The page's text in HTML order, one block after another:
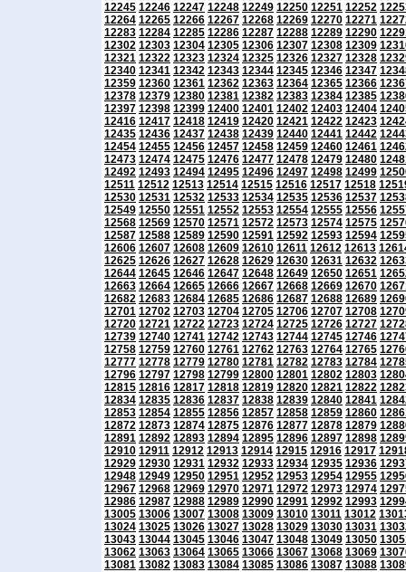
12245 12246 12247 12248 12249 12250 12251 12252
12264 12265 12266 12267 12268 12269 12270 12271
12283 12284 12285 12286 12287 12288 12289 12290
12302 12303 12304 12305 12306 12307 12308 12309
12321 12322 12323 12324 12325 12326 12327 12328
12340 12341 12342 12343 12344 12345 12346 12347
12359 12360 12361 12362 12363 12364 12365 12366
12378 12379 12380 12381 12382 12383 12384 12385
12397 12398 12399 12400 12401 12402 12403 12404
12416 12417 12418 12419 12420 12421 12422 12423
12435 12436 12437 12438 12439 12440 12441 12442
12454 12455 12456 12457 12458 12459 12460 12461
12473 12474 12475 12476 12477 12478 12479 12480
12492 12493 12494 12495 12496 12497 12498 12499
12511 12512 12513 12514 12515 12516 12517 12518
12530 12531 12532 12533 12534 12535 12536 12537
12549 12550 12551 12552 12553 12554 12555 12556
12568 12569 12570 12571 12572 12573 12574 12575
12587 12588 12589 12590 12591 12592 12593 12594
12606 12607 12608 12609 12610 12611 12612 12613
12625 12626 12627 12628 12629 12630 12631 12632
12644 12645 12646 12647 12648 12649 12650 12651
12663 12664 12665 12666 12667 12668 12669 12670
12682 12683 12684 12685 12686 12687 12688 12689
12701 12702 12703 12704 12705 12706 12707 12708
12720 12721 12722 12723 12724 12725 12726 12727
12739 12740 12741 12742 12743 12744 12745 12746
12758 12759 12760 12761 12762 12763 12764 12765
12777 12778 12779 12780 12781 12782 12783 12784
12796 12797 12798 12799 12800 12801 12802 12803
12815 12816 12817 12818 12819 12820 12821 12822
12834 12835 12836 12837 12838 12839 12840 12841
12853 12854 12855 12856 12857 12858 12859 12860
12872 12873 12874 12875 12876 12877 12878 12879
12891 12892 12893 12894 12895 12896 12897 12898
12910 12911 12912 12913 12914 12915 12916 12917
12929 12930 12931 12932 12933 12934 12935 12936
12948 12949 12950 12951 12952 12953 12954 12955
12967 12968 12969 12970 12971 12972 12973 12974
12986 12987 12988 12989 12990 12991 12992 12993
13005 13006 13007 13008 13009 13010 13011 13012
13024 13025 13026 13027 13028 13029 13030 13031
13043 13044 13045 13046 13047 13048 13049 13050
13062 13063 13064 13065 13066 13067 13068 13069
13081 13082 13083 13084 13085 13086 13087 13088